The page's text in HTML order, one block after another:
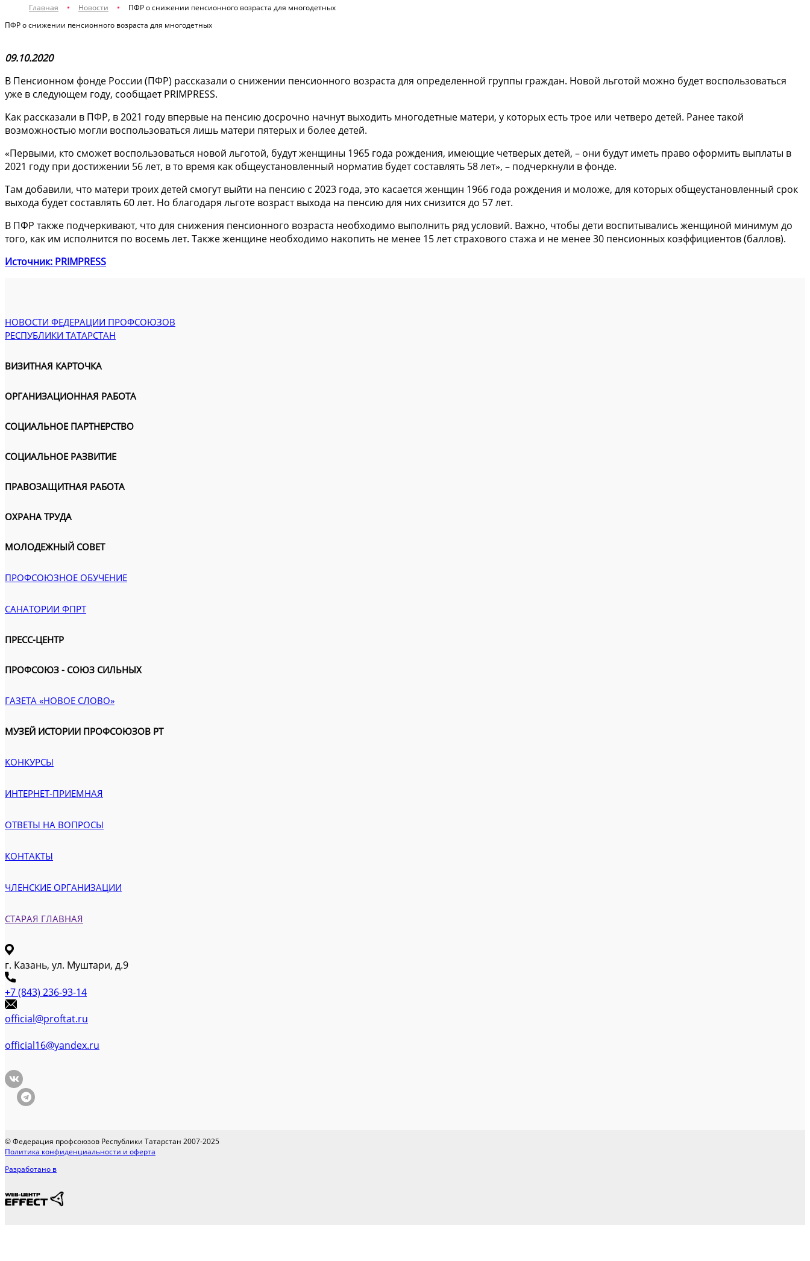
Главная Новости
ПФР о снижении пенсионного возраста для многодетных
ПФР о снижении пенсионного возраста для многодетных
09.10.2020
В Пенсионном фонде России (ПФР) рассказали о снижении пенсионного возраста для определенной группы граждан. Новой льготой можно будет воспользоваться
уже в следующем году, сообщает PRIMPRESS.
Как рассказали в ПФР, в 2021 году впервые на пенсию досрочно начнут выходить многодетные матери, у которых есть трое или четверо детей. Ранее такой
возможностью могли воспользоваться лишь матери пятерых и более детей.
«Первыми, кто сможет воспользоваться новой льготой, будут женщины 1965 года рождения, имеющие четверых детей, – они будут иметь право оформить выплаты в
2021 году при достижении 56 лет, в то время как общеустановленный норматив будет составлять 58 лет», – подчеркнули в фонде.
Там добавили, что матери троих детей смогут выйти на пенсию с 2023 года, это касается женщин 1966 года рождения и моложе, для которых общеустановленный срок
выхода будет составлять 60 лет. Но благодаря льготе возраст выхода на пенсию для них снизится до 57 лет.
В ПФР также подчеркивают, что для снижения пенсионного возраста необходимо выполнить ряд условий. Важно, чтобы дети воспитывались женщиной минимум до
того, как им исполнится по восемь лет. Также женщине необходимо накопить не менее 15 лет страхового стажа и не менее 30 пенсионных коэффициентов (баллов).
Источник: PRIMPRESS
НОВОСТИ ФЕДЕРАЦИИ ПРОФСОЮЗОВ
РЕСПУБЛИКИ ТАТАРСТАН
ВИЗИТНАЯ КАРТОЧКА
ОРГАНИЗАЦИОННАЯ РАБОТА
СОЦИАЛЬНОЕ ПАРТНЕРСТВО
СОЦИАЛЬНОЕ РАЗВИТИЕ
ПРАВОЗАЩИТНАЯ РАБОТА
ОХРАНА ТРУДА
МОЛОДЕЖНЫЙ СОВЕТ
ПРОФСОЮЗНОЕ ОБУЧЕНИЕ
САНАТОРИИ ФПРТ
ПРЕСС-ЦЕНТР
ПРОФСОЮЗ - СОЮЗ СИЛЬНЫХ
ГАЗЕТА «НОВОЕ СЛОВО»
МУЗЕЙ ИСТОРИИ ПРОФСОЮЗОВ РТ
КОНКУРСЫ
ИНТЕРНЕТ-ПРИЕМНАЯ
ОТВЕТЫ НА ВОПРОСЫ
КОНТАКТЫ
ЧЛЕНСКИЕ ОРГАНИЗАЦИИ
СТАРАЯ ГЛАВНАЯ
г. Казань, ул. Муштари, д.9
+7 (843) 236-93-14
official@proftat.ru
official16@yandex.ru
© Федерация профсоюзов Республики Татарстан 2007-2025
Политика конфиденциальности и оферта
Разработано в